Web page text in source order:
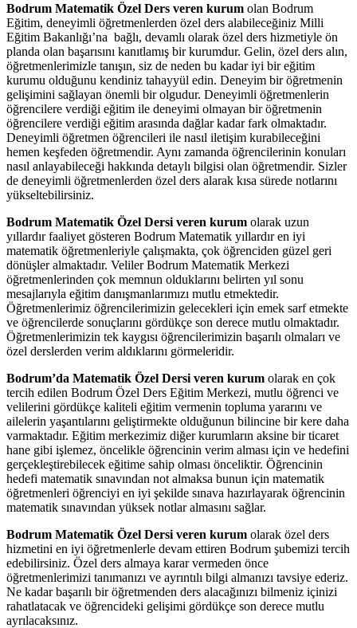
Bodrum Matematik Özel Ders veren kurum olan Bodrum
Eğitim, deneyimli öğretmenlerden özel ders alabileceğiniz Milli
Eğitim Bakanlığı’na bağlı, devamlı olarak özel ders hizmetiyle ön
planda olan başarısını kanıtlamış bir kurumdur. Gelin, özel ders alın,
öğretmenlerimizle tanışın, siz de neden bu kadar iyi bir eğitim
kurumu olduğunu kendiniz tahayyül edin. Deneyim bir öğretmenin
gelişimini sağlayan önemli bir olgudur. Deneyimli öğretmenlerin
öğrencilere verdiği eğitim ile deneyimi olmayan bir öğretmenin
öğrencilere verdiği eğitim arasında dağlar kadar fark olmaktadır.
Deneyimli öğretmen öğrencileri ile nasıl iletişim kurabileceğini
hemen keşfeden öğretmendir. Aynı zamanda öğrencilerinin konuları
nasıl anlayabileceği hakkında detaylı bilgisi olan öğretmendir. Sizler
de deneyimli öğretmenlerden özel ders alarak kısa sürede notlarını
yükseltebilirsiniz.
Bodrum Matematik Özel Dersi veren kurum olarak uzun
yıllardır faaliyet gösteren Bodrum Matematik yıllardır en iyi
matematik öğretmenleriyle çalışmakta, çok öğrenciden güzel geri
dönüşler almaktadır. Veliler Bodrum Matematik Merkezi
öğretmenlerinden çok memnun olduklarını belirten yıl sonu
mesajlarıyla eğitim danışmanlarımızı mutlu etmektedir.
Öğretmenlerimiz öğrencilerimizin gelecekleri için emek sarf etmekte
ve öğrencilerde sonuçlarını gördükçe son derece mutlu olmaktadır.
Öğretmenlerimizin tek kaygısı öğrencilerimizin başarılı olmaları ve
özel derslerden verim aldıklarını görmeleridir.
Bodrum’da Matematik Özel Dersi veren kurum olarak en çok
tercih edilen Bodrum Özel Ders Eğitim Merkezi, mutlu öğrenci ve
velilerini gördükçe kaliteli eğitim vermenin topluma yararını ve
ailelerin yaşantılarını geliştirmekte olduğunun bilincine bir kere daha
varmaktadır. Eğitim merkezimiz diğer kurumların aksine bir ticaret
hane gibi işlemez, öncelikle öğrencinin verim alması için ve hedefini
gerçekleştirebilecek eğitime sahip olması önceliktir. Öğrencinin
hedefi matematik sınavından not almaksa bunun için matematik
öğretmenleri öğrenciyi en iyi şekilde sınava hazırlayarak öğrencinin
matematik sınavından yüksek notlar almasını sağlar.
Bodrum Matematik Özel Dersi veren kurum olarak özel ders
hizmetini en iyi öğretmenlerle devam ettiren Bodrum şubemizi tercih
edebilirsiniz. Özel ders almaya karar vermeden önce
öğretmenlerimizi tanımanızı ve ayrıntılı bilgi almanızı tavsiye ederiz.
Ne kadar başarılı bir öğretmenden ders alacağınızı bilmeniz içinizi
rahatlatacak ve öğrencideki gelişimi gördükçe son derece mutlu
ayrılacaksınız.